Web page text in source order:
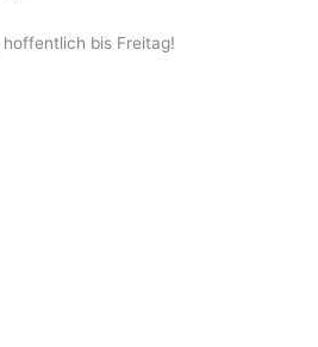
bis Freitag!